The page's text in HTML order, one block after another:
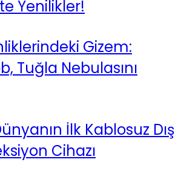
Yenilikler!
Gizem:
Tuğla Nebulasını
İlk Kablosuz Dış
Cihazı